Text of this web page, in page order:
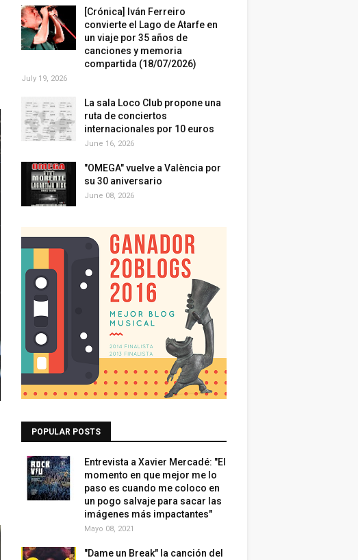
[Crónica] Iván Ferreiro
convierte el Lago de Atarfe en
un viaje por 35 años de
canciones y memoria
compartida (18/07/2026)
July 19, 2026
La sala Loco Club propone una
ruta de conciertos
internacionales por 10 euros
June 16, 2026
"OMEGA" vuelve a València por
su 30 aniversario
June 08, 2026
POPULAR POSTS
Entrevista a Xavier Mercadé: "El
momento en que mejor me lo
paso es cuando me coloco en
un pogo salvaje para sacar las
imágenes más impactantes"
Mayo 08, 2021
"Dame un Break" la canción del